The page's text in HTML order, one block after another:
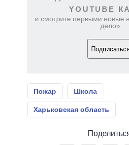
YOUTUBE
и смотрите первыми новые
дело»
Пожар Школа
Харьковская область